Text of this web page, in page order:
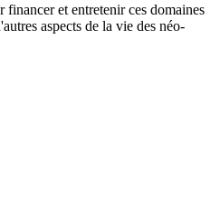
financer et entretenir ces domaines
aspects de la vie des néo-